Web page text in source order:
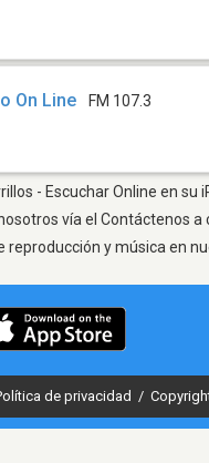
On Line FM 107.3
- Escuchar Online en
vía el Contáctenos
reproducción y música en
de privacidad /